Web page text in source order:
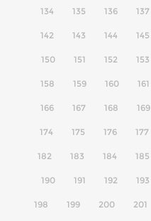
134 135 136 137
142 143 144 145
150 151 152 153
158 159 160 161
166 167 168 169
174 175 176 177
182 183 184 185
190 191 192 193
198 199 200 201